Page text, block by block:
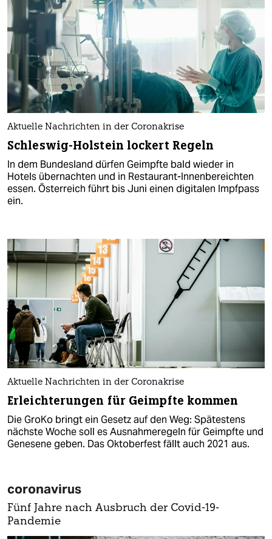
Aktuelle Nachrichten in der Coronakrise
Schleswig-Holstein lockert Regeln
In dem Bundesland dürfen Geimpfte bald wieder in
Hotels übernachten und in Restaurant-Innenbereichten
essen. Österreich führt bis Juni einen digitalen Impfpass
ein.
Aktuelle Nachrichten in der Coronakrise
Erleichterungen für Geimpfte kommen
Die GroKo bringt ein Gesetz auf den Weg: Spätestens
nächste Woche soll es Ausnahmeregeln für Geimpfte und
Genesene geben. Das Oktoberfest fällt auch 2021 aus.
coronavirus
Fünf Jahre nach Ausbruch der Covid-19-
Pandemie